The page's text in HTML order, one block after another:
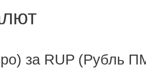
за RUP (Рубль